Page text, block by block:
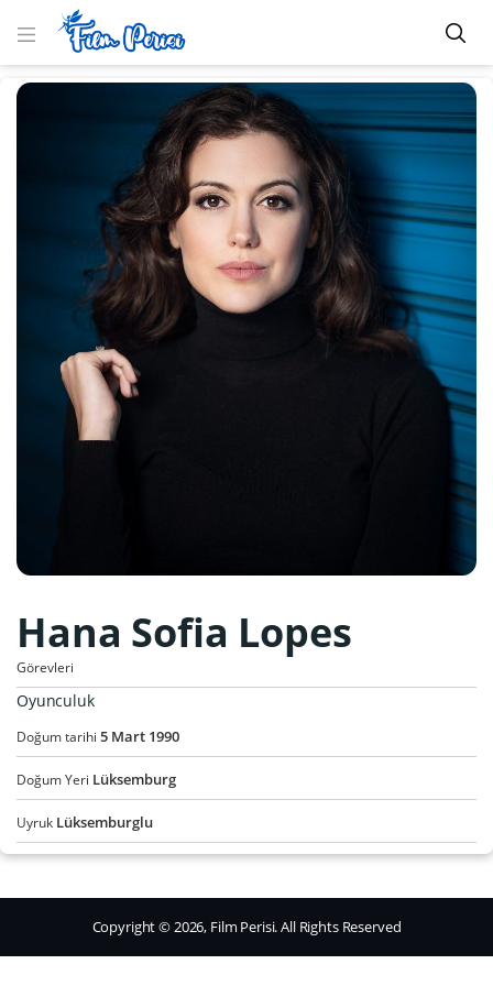
Hana Sofia Lopes
Görevleri
Oyunculuk
Doğum tarihi 5 Mart 1990
Doğum Yeri Lüksemburg
Uyruk Lüksemburglu
Copyright © 2026, Film Perisi. All Rights Reserved